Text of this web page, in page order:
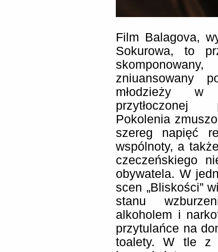
Film Balagova,
Sokurowa, to
zniuansowany
młodzieży w
przytłoczonej
Pokolenia
szereg napięć
wspólnoty, a
czeczeńskiego
obywatela. W
scen „Bliskości”
stanu
alkoholem i
przytulańce na
toalety. W tle z